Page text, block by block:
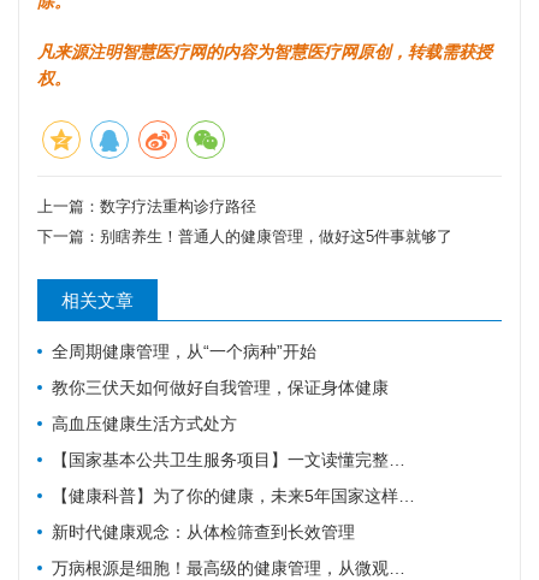
凡来源注明智慧医疗网的内容为智慧医疗网原创，转载需获授
权。
上一篇： 数字疗法重构诊疗路径
下一篇： 别瞎养生！普通人的健康管理，做好这5件事就够了
相关文章
全周期健康管理，从“一个病种”开始
教你三伏天如何做好自我管理，保证身体健康
高血压健康生活方式处方
【国家基本公共卫生服务项目】一文读懂完整健康管理全流程，做好闭环守护自身健康
【健康科普】为了你的健康，未来5年国家这样规划
新时代健康观念：从体检筛查到长效管理
万病根源是细胞！最高级的健康管理，从微观细胞开始